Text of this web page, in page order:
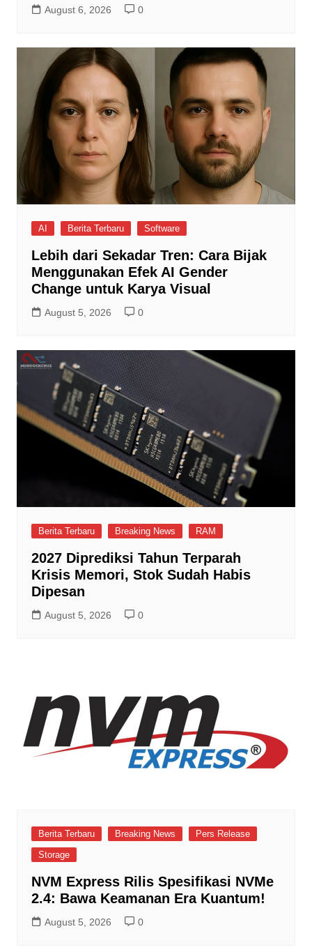
August 6, 2026 0
AI Berita Terbaru Software
Lebih dari Sekadar Tren: Cara Bijak
Menggunakan Efek AI Gender
Change untuk Karya Visual
August 5, 2026 0
Berita Terbaru Breaking News RAM
2027 Diprediksi Tahun Terparah
Krisis Memori, Stok Sudah Habis
Dipesan
August 5, 2026 0
Berita Terbaru Breaking News
Pers Release
Storage
NVM Express Rilis Spesifikasi NVMe
2.4: Bawa Keamanan Era Kuantum!
August 5, 2026 0